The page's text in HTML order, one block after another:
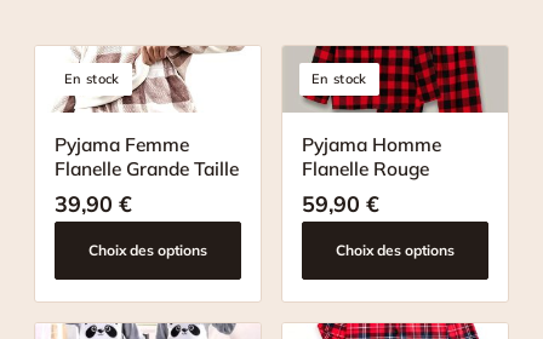
En stock
Pyjama Femme
Flanelle Grande Taille
39,90 €
Choix des options
En stock
Pyjama Homme
Flanelle Rouge
59,90 €
Choix des options